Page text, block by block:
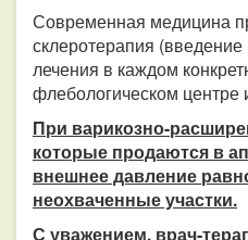
Современная медицина
склеротерапия
лечения в каждом
флебологическом центре
При варикозно-
которые продаются в
внешнее давление
неохваченные участки.
С уважением, врач-